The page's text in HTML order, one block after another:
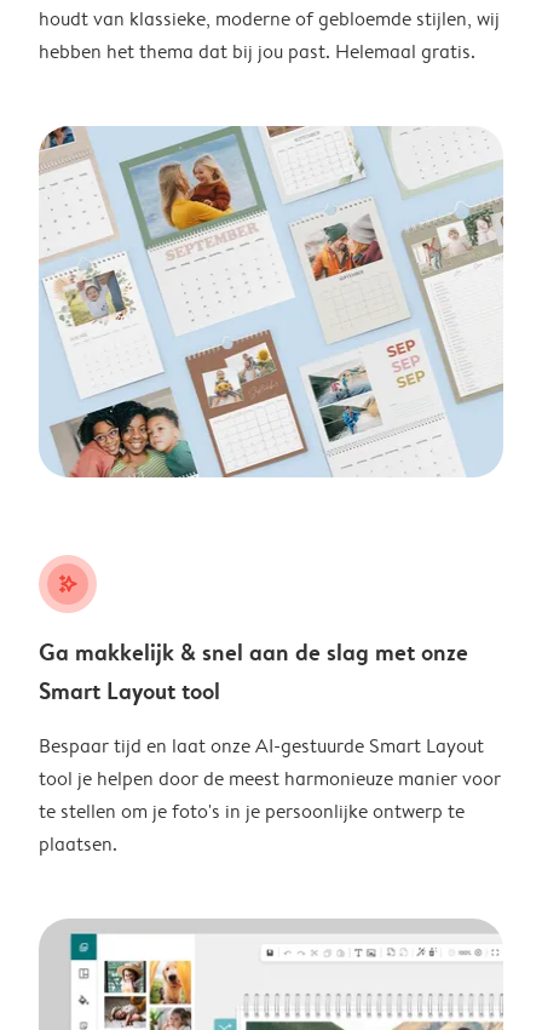
houdt van klassieke, moderne of gebloemde stijlen, wij
hebben het thema dat bij jou past. Helemaal gratis.
stars_plus
Ga makkelijk & snel aan de slag met onze
Smart Layout tool
Bespaar tijd en laat onze AI-gestuurde Smart Layout
tool je helpen door de meest harmonieuze manier voor
te stellen om je foto's in je persoonlijke ontwerp te
plaatsen.